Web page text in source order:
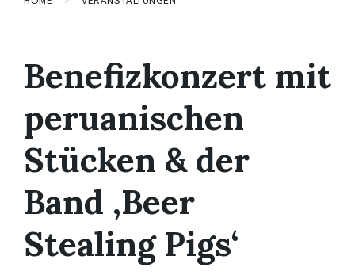
Benefizkonzert mit
peruanischen
Stücken & der
Band ‚Beer
Stealing Pigs‘